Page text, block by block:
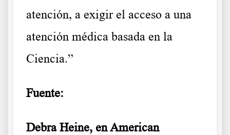
atención, a exigir el acceso a una
atención médica basada en la
Ciencia.”
Fuente:
Debra Heine, en American